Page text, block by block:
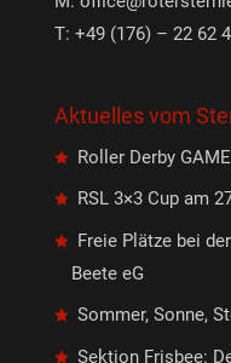
T: +49 (176) – 22 62
Aktuelles vom
Roller Derby
RSL 3×3 Cup am
Freie Plätze bei
Beete eG
Sommer, Sonne,
Sektion Frisbee: